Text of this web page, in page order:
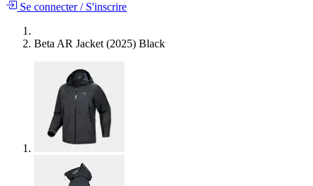
Se connecter/S'inscrire
Beta AR Jacket (2025) Black